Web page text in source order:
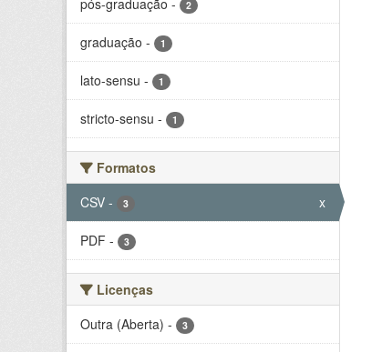
pós-graduação - 2
graduação - 1
lato-sensu - 1
stricto-sensu - 1
Formatos
CSV - 3 x
PDF - 3
Licenças
Outra (Aberta) - 3